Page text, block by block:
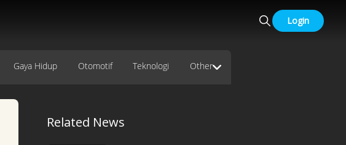
Login
Gaya Hidup Otomotif Teknologi Other
Related News